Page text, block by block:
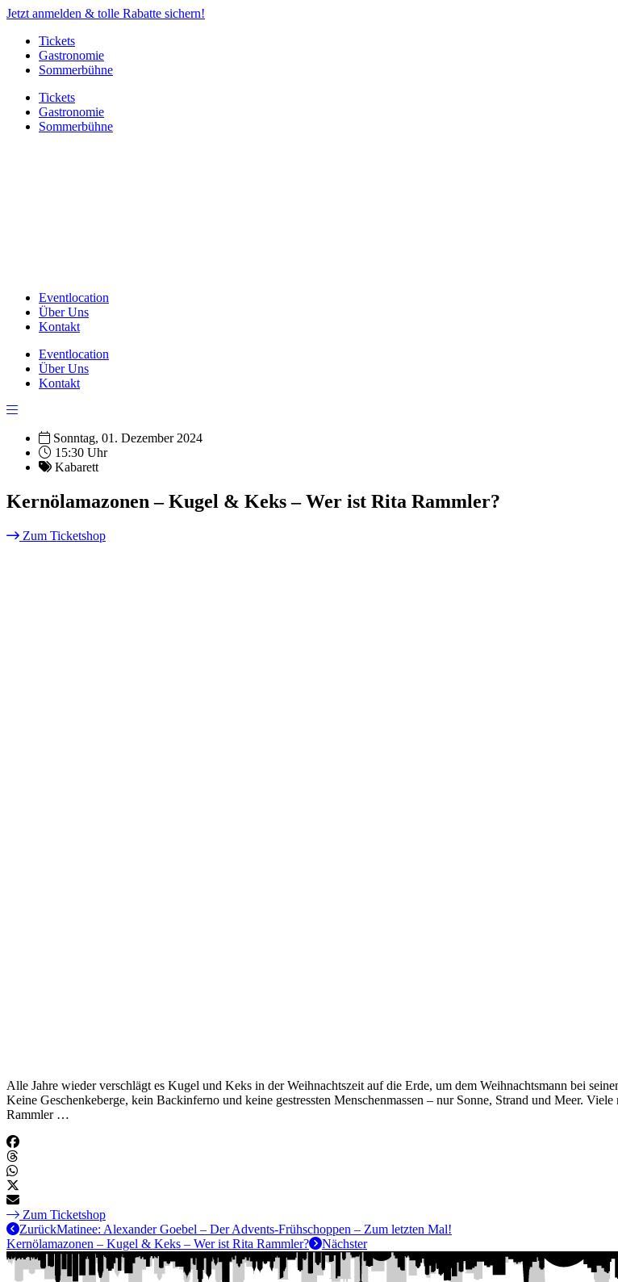
Jetzt anmelden & tolle Rabatte sichern!
Tickets
Gastronomie
Sommerbühne
Tickets
Gastronomie
Sommerbühne
Eventlocation
Über Uns
Kontakt
Eventlocation
Über Uns
Kontakt
Sonntag, 01. Dezember 2024
15:30 Uhr
Kabarett
Kernölamazonen – Kugel & Keks – Wer ist Rita Rammler?
Zum Ticketshop
Alle Jahre wieder verschlägt es Kugel und Keks in der Weihnachtszeit auf die Erde, um dem Weihnachtsmann bei
Keine Geschenkeberge, kein Backinferno und keine gestressten Menschenmassen – nur Sonne, Strand und Meer.
Rammler …
Zum Ticketshop
ZurückMatinee: Alexander Goebel – Der Advents-Frühschoppen – Zum letzten Mal!
Kernölamazonen – Kugel & Keks – Wer ist Rita Rammler?
Nächster